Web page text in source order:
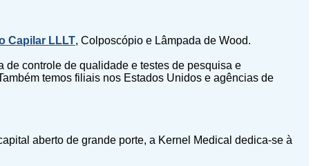
Capilar LLLT, Colposcópio e Lâmpada de Wood.
de controle de qualidade e testes de pesquisa e
temos filiais nos Estados Unidos e agências de
aberto de grande porte, a Kernel Medical dedica-se à